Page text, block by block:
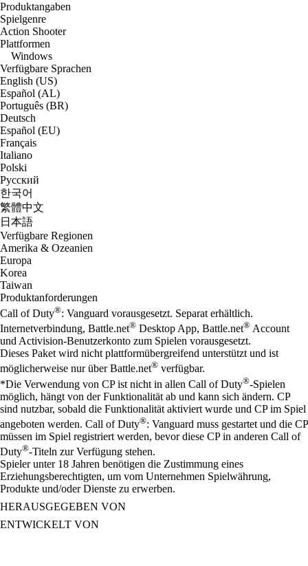
Produktangaben
Spielgenre
Action Shooter
Plattformen
Windows
Verfügbare Sprachen
English (US)
Español (AL)
Português (BR)
Deutsch
Español (EU)
Français
Italiano
Polski
Русский
한국어
繁體中文
日本語
Verfügbare Regionen
Amerika & Ozeanien
Europa
Korea
Taiwan
Produktanforderungen
Call of Duty®: Vanguard vorausgesetzt. Separat erhältlich.
Internetverbindung, Battle.net® Desktop App, Battle.net® Account
und Activision-Benutzerkonto zum Spielen vorausgesetzt.
Dieses Paket wird nicht plattformübergreifend unterstützt und ist
möglicherweise nur über Battle.net® verfügbar.
*Die Verwendung von CP ist nicht in allen Call of Duty®-Spielen
möglich, hängt von der Funktionalität ab und kann sich ändern. CP
sind nutzbar, sobald die Funktionalität aktiviert wurde und CP im Spiel
angeboten werden. Call of Duty®: Vanguard muss gestartet und die CP
müssen im Spiel registriert werden, bevor diese CP in anderen Call of
Duty®-Titeln zur Verfügung stehen.
Spieler unter 18 Jahren benötigen die Zustimmung eines
Erziehungsberechtigten, um vom Unternehmen Spielwährung,
Produkte und/oder Dienste zu erwerben.
HERAUSGEGEBEN VON
ENTWICKELT VON